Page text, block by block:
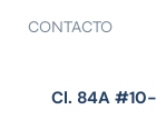
CONTACTO
Cl. 84A